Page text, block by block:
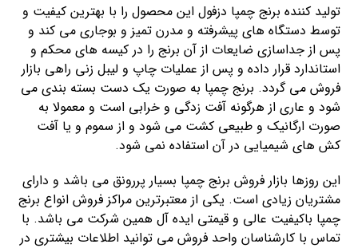
تولید کننده برنج چمپا دزفول این محصول را با بهترین کیفیت و
توسط دستگاه های پیشرفته و مدرن تمیز و بوجاری می کند و
پس از جداسازی ضایعات از آن برنج را در کیسه های محکم و
استاندارد قرار داده و پس از عملیات چاپ و لیبل زنی راهی بازار
فروش می گردد. برنج چمپا به صورت یک دست بسته بندی می
شود و عاری از هرگونه آفت زدگی و خرابی است و معمولا به
صورت ارگانیک و طبیعی کشت می شود و از سموم و یا آفت
کش های شیمیایی در آن استفاده نمی شود.
این روزها بازار فروش برنج چمپا بسیار پررونق‌ می باشد و دارای
مشتریان زیادی است. یکی از معتبرترین مراکز فروش انواع برنج
چمپا باکیفیت عالی و قیمتی ایده آل همین شرکت می باشد. با
تماس با کارشناسان واحد فروش می توانید اطلاعات بیشتری در